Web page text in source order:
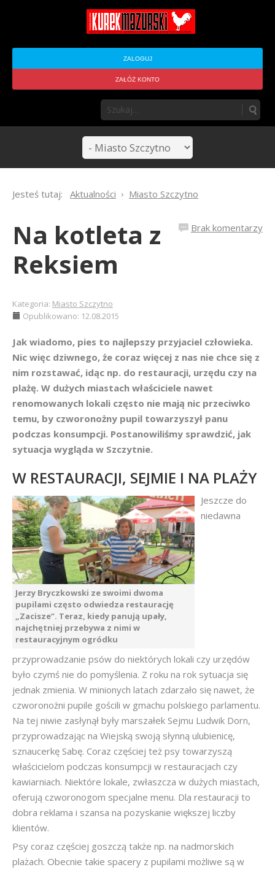
ZALOGUJ
ZAŁÓŻ KONTO
Jesteś tutaj: Aktualności Miasto Szczytno
Brak komentarzy
Na kotleta z
Reksiem
Kategoria: Miasto Szczytno
Opublikowano: 12.08.2015
Jak wiadomo, pies to najlepszy przyjaciel człowieka.
Nic więc dziwnego, że coraz więcej z nas nie chce się z
nim rozstawać, idąc np. do restauracji, urzędu czy na
plażę. W dużych miastach właściciele nawet
renomowanych lokali często nie mają nic przeciwko
temu, by czworonożny pupil towarzyszył panu
podczas konsumpcji. Postanowiliśmy sprawdzić, jak
sytuacja wygląda w Szczytnie.
W RESTAURACJI, SEJMIE I NA PLAŻY
Jerzy Bryczkowski ze swoimi dwoma
pupilami często odwiedza restaurację
„Zacisze”. Teraz, kiedy panują upały,
najchętniej przebywa z nimi w
restauracyjnym ogródku
Jeszcze do
niedawna
przyprowadzanie psów do niektórych lokali czy urzędów
było czymś nie do pomyślenia. Z roku na rok sytuacja się
jednak zmienia. W minionych latach zdarzało się nawet, że
czworonożni pupile gościli w gmachu polskiego parlamentu.
Na tej niwie zasłynął były marszałek Sejmu Ludwik Dorn,
przyprowadzając na Wiejską swoją słynną ulubienicę,
sznaucerkę Sabę. Coraz częściej też psy towarzyszą
właścicielom podczas konsumpcji w restauracjach czy
kawiarniach. Niektóre lokale, zwłaszcza w dużych miastach,
oferują czworonogom specjalne menu. Dla restauracji to
dobra reklama i szansa na pozyskanie większej liczby
klientów.
Psy coraz częściej goszczą także np. na nadmorskich
plażach. Obecnie takie spacery z pupilami możliwe są w